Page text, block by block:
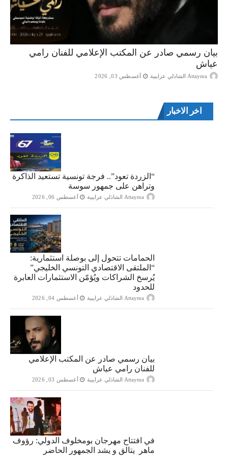
بيان رسمي صادر عن المكتب الإعلامي للفنان رامي
عياش
Attayma الشاذلي عرايبية أغسطس 03, 2026
اخر الاخبار
“الزردة تعود”.. فرجة تونسية تستعيد الذاكرة
وتراهن على جمهور سوسة
Attayma الشاذلي عرايبية أغسطس 06, 2026
الحمامات تتحول إلى بوصلة استثمارية:
“الملتقى الاقتصادي التونسي الخليجي”
يُرسخ الشراكات ويُؤمّن الاستثمارات العابرة
للحدود
Attayma الشاذلي عرايبية أغسطس 04, 2026
بيان رسمي صادر عن المكتب الإعلامي
للفنان رامي عياش
Attayma الشاذلي عرايبية أغسطس 03, 2026
في افتتاح مهرجان بومخلوف الدولي: رؤوف
ماهر يتالق و يشد الجمهور الحاضر